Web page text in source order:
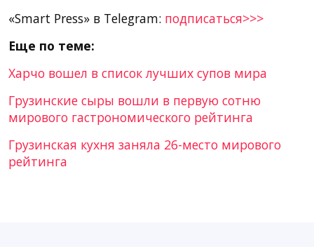
«Smart Press» в Telegram: подписаться>>>
Еще по теме:
Харчо вошел в список лучших супов мира
Грузинские сыры вошли в первую сотню
мирового гастрономического рейтинга
Грузинская кухня заняла 26-место мирового
рейтинга